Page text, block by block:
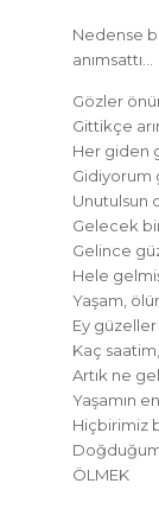
Nedense
anımsattı…
Gözler
Gittikçe
Her giden
Gidiyorum
Unutulsun
Gelecek
Gelince
Hele
Yaşam,
Ey
Kaç
Artık ne
Yaşamın
Hiçbirimiz
ÖLMEK